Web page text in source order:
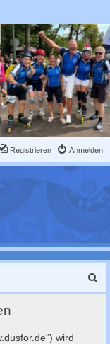
Anmelden
Registrieren
u
wird